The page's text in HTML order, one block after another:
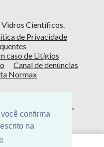
confirma
na
Científicos.
de Privacidade
caso de Litígios
Canal de denúncias
Normax